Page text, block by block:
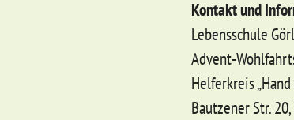
Kontakt und
Lebensschule
Advent-
Helferkreis
Bautzener Str.